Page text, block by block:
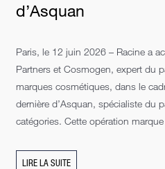
d’Asquan
Paris, le 12 juin 2026 – Racine a
Partners et Cosmogen, expert du
marques cosmétiques, dans le
dernière d’Asquan, spécialiste du
catégories. Cette opération
LIRE LA SUITE